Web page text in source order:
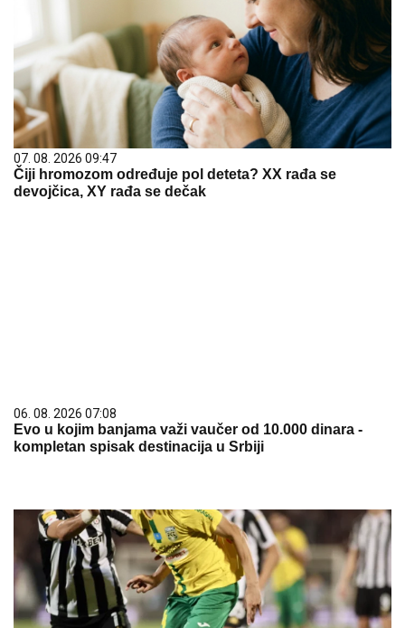
07. 08. 2026 09:47
Čiji hromozom određuje pol deteta? XX rađa se
devojčica, XY rađa se dečak
06. 08. 2026 07:08
Evo u kojim banjama važi vaučer od 10.000 dinara -
kompletan spisak destinacija u Srbiji